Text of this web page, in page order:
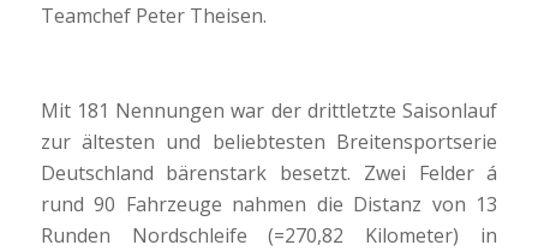
Teamchef Peter Theisen.
Mit 181 Nennungen war der drittletzte Saisonlauf
zur ältesten und beliebtesten Breitensportserie
Deutschland bärenstark besetzt. Zwei Felder á
rund 90 Fahrzeuge nahmen die Distanz von 13
Runden Nordschleife (=270,82 Kilometer) in